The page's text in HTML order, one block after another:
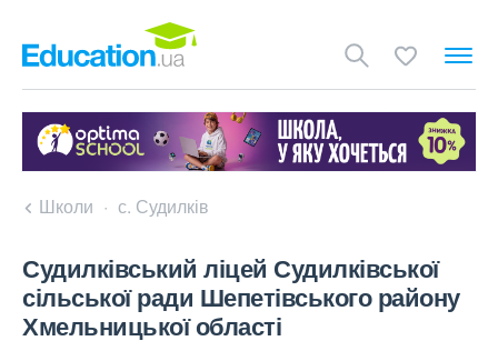
Школи с. Судилків
Судилківський ліцей Судилківської
сільської ради Шепетівського району
Хмельницької області